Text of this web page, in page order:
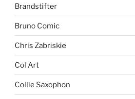
Brandstifter
Bruno Comic
Chris Zabriskie
Col Art
Collie Saxophon